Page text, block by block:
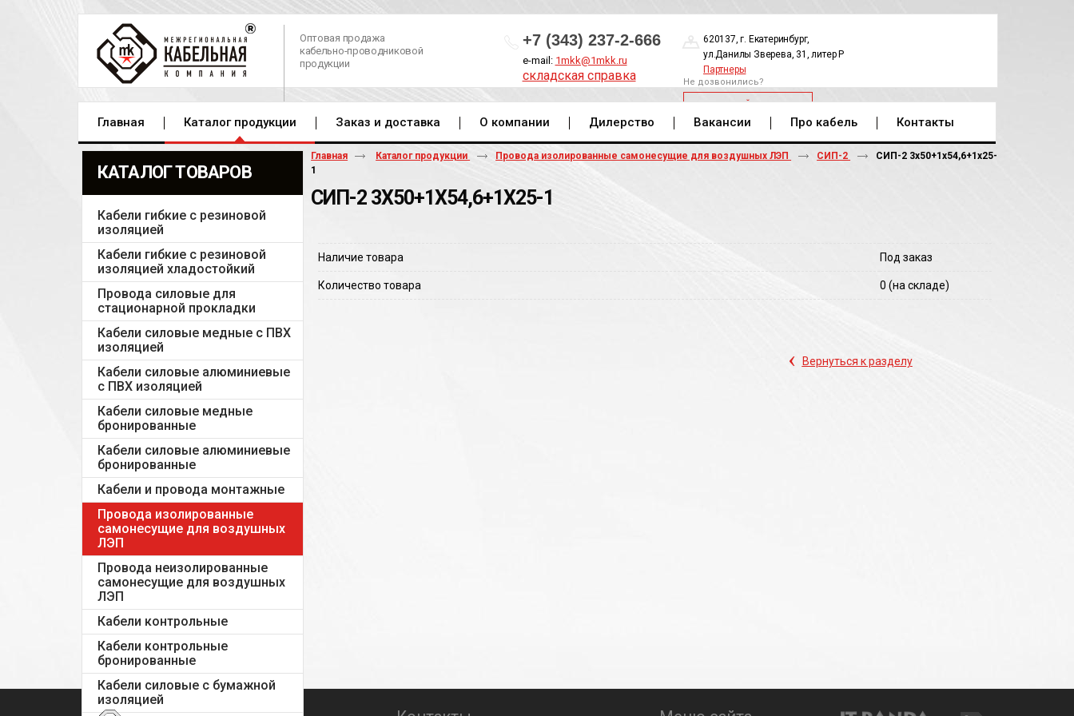
Оптовая продажа
кабельно-проводниковой
продукции
+7 (343) 237-2-666
e-mail: 1mkk@1mkk.ru
складская справка
620137, г. Екатеринбург,
ул.Данилы Зверева, 31, литер Р
Партнеры
Не дозвонились?
ОБРАТНЫЙ ЗВОНОК
Главная Каталог продукции Заказ и доставка О компании Дилерство Вакансии Про кабель Контакты
КАТАЛОГ ТОВАРОВ
Кабели гибкие с резиновой
изоляцией
Кабели гибкие с резиновой
изоляцией хладостойкий
Провода силовые для
стационарной прокладки
Кабели силовые медные с ПВХ
изоляцией
Кабели силовые алюминиевые
с ПВХ изоляцией
Кабели силовые медные
бронированные
Кабели силовые алюминиевые
бронированные
Кабели и провода монтажные
Провода изолированные
самонесущие для воздушных
ЛЭП
Провода неизолированные
самонесущие для воздушных
ЛЭП
Кабели контрольные
Кабели контрольные
бронированные
Кабели силовые с бумажной
изоляцией
Главная Каталог продукции Провода изолированные самонесущие для воздушных ЛЭП СИП-2
СИП-2 3х50+1х54,6+1х25-
1
СИП-2 3Х50+1Х54,6+1Х25-1
Наличие товара Под заказ
Количество товара 0 (на складе)
‹ Вернуться к разделу